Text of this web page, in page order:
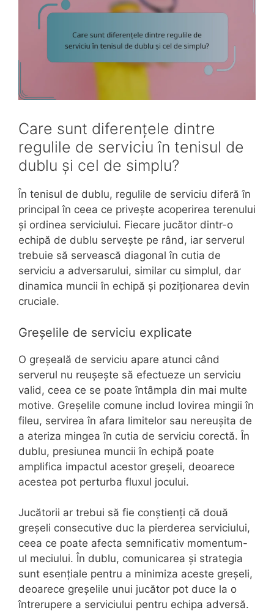
Care sunt diferențele dintre
regulile de serviciu în tenisul de
dublu și cel de simplu?
În tenisul de dublu, regulile de serviciu diferă în
principal în ceea ce privește acoperirea terenului
și ordinea serviciului. Fiecare jucător dintr-o
echipă de dublu servește pe rând, iar serverul
trebuie să servească diagonal în cutia de
serviciu a adversarului, similar cu simplul, dar
dinamica muncii în echipă și poziționarea devin
cruciale.
Greșelile de serviciu explicate
O greșeală de serviciu apare atunci când
serverul nu reușește să efectueze un serviciu
valid, ceea ce se poate întâmpla din mai multe
motive. Greșelile comune includ lovirea mingii în
fileu, servirea în afara limitelor sau nereușita de
a ateriza mingea în cutia de serviciu corectă. În
dublu, presiunea muncii în echipă poate
amplifica impactul acestor greșeli, deoarece
acestea pot perturba fluxul jocului.
Jucătorii ar trebui să fie conștienți că două
greșeli consecutive duc la pierderea serviciului,
ceea ce poate afecta semnificativ momentum-
ul meciului. În dublu, comunicarea și strategia
sunt esențiale pentru a minimiza aceste greșeli,
deoarece greșelile unui jucător pot duce la o
întrerupere a serviciului pentru echipa adversă.